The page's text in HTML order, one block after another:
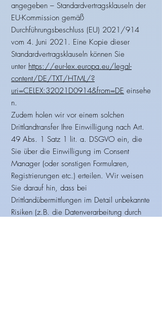
angegeben – Standardvertragsklauseln der
EU-Kommission gemäß
Durchführungsbeschluss (EU) 2021/914
vom 4. Juni 2021. Eine Kopie dieser
Standardvertragsklauseln können Sie
unter https://eur-lex.europa.eu/legal-
content/DE/TXT/HTML/?
uri=CELEX:32021D0914&from=DE einsehe
n.
Zudem holen wir vor einem solchen
Drittlandtransfer Ihre Einwilligung nach Art.
49 Abs. 1 Satz 1 lit. a. DSGVO ein, die
Sie über die Einwilligung im Consent
Manager (oder sonstigen Formularen,
Registrierungen etc.) erteilen. Wir weisen
Sie darauf hin, dass bei
Drittlandübermittlungen im Detail unbekannte
Risiken (z.B. die Datenverarbeitung durch